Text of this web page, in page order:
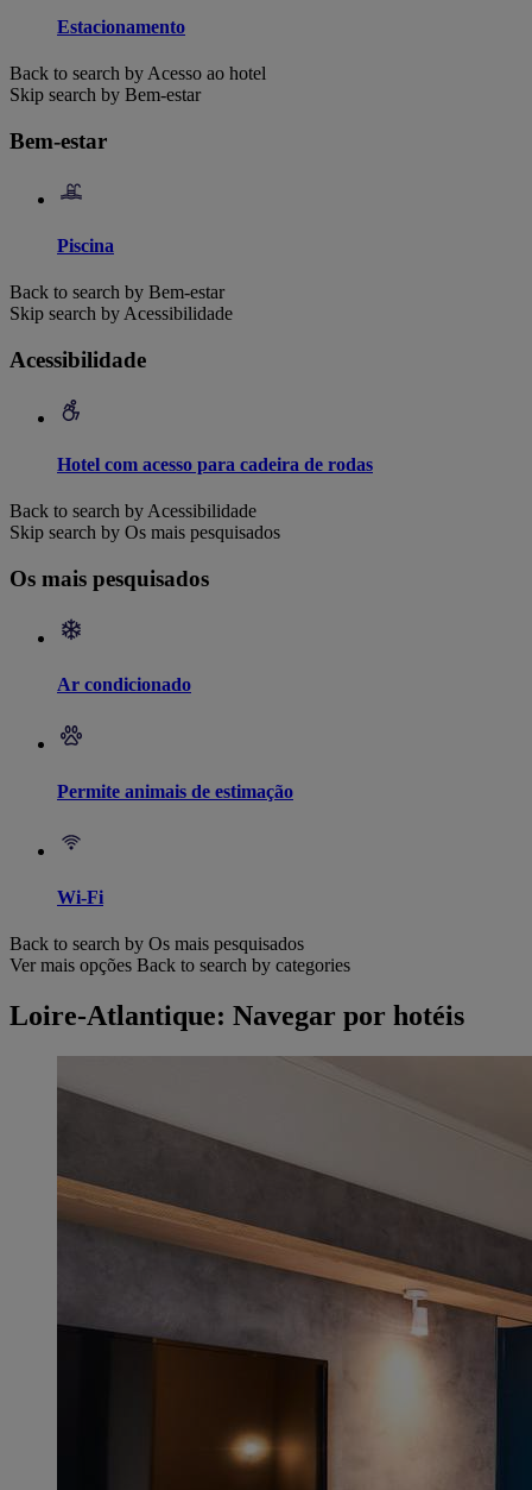
Estacionamento
Back to search by Acesso ao hotel
Skip search by Bem-estar
Bem-estar
Piscina
Back to search by Bem-estar
Skip search by Acessibilidade
Acessibilidade
Hotel com acesso para cadeira de rodas
Back to search by Acessibilidade
Skip search by Os mais pesquisados
Os mais pesquisados
Ar condicionado
Permite animais de estimação
Wi-Fi
Back to search by Os mais pesquisados
Ver mais opções Back to search by categories
Loire-Atlantique: Navegar por hotéis